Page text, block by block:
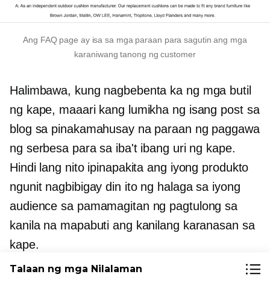
Ang FAQ page ay isa sa mga paraan para sagutin ang mga
karaniwang tanong ng customer
Halimbawa, kung nagbebenta ka ng mga butil
ng kape, maaari kang lumikha ng isang post sa
blog sa pinakamahusay na paraan ng paggawa
ng serbesa para sa iba't ibang uri ng kape.
Hindi lang nito ipinapakita ang iyong produkto
ngunit nagbibigay din ito ng halaga sa iyong
audience sa pamamagitan ng pagtulong sa
kanila na mapabuti ang kanilang karanasan sa
kape.
Talaan ng mga Nilalaman